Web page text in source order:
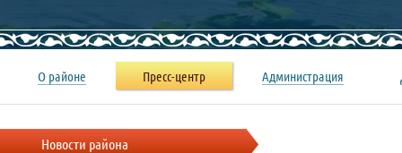
Новости района
О районе Пресс-центр Администрация